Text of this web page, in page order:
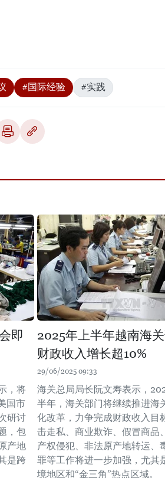
#国际经验 #实践
即
，将
国市
研讨
，包
产地
是跨
2025年上半年越南海
财政收入增长超10%
29/06/2025 09:33
海关总局局长阮文寿表示，
半年，海关部门将继续推进海
化改革，力争完成财政收入目
击走私、商业欺诈、假冒商品
产权侵犯、非法原产地转运、
罪等工作将进一步加强，尤其
境地区和“金三角”热点区域。